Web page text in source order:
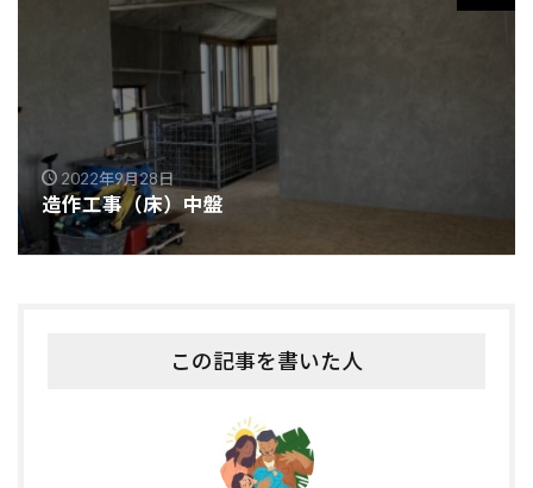
2022年9月28日
造作工事（床）中盤
この記事を書いた人